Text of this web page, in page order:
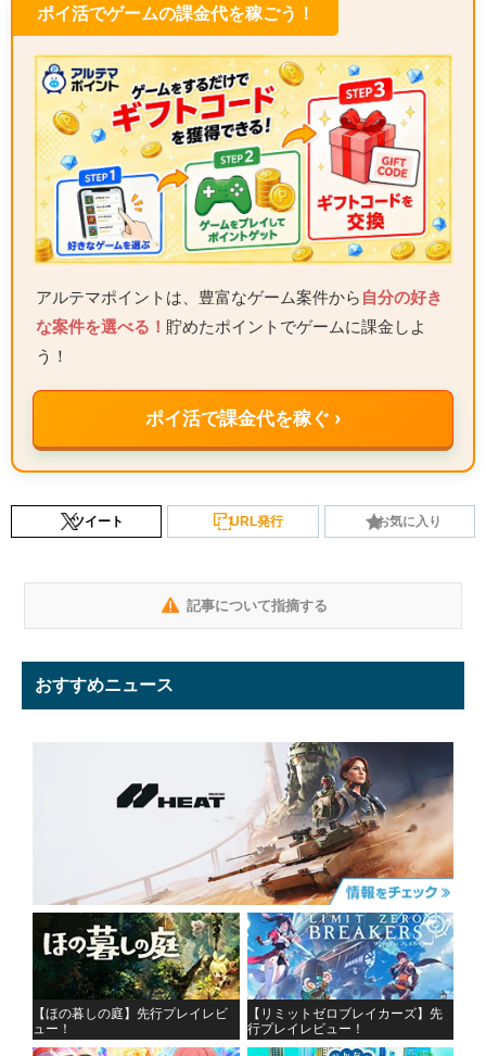
ポイ活でゲームの課金代を稼ごう！
アルテマポイントは、豊富なゲーム案件から 自分の好き
な案件を選べる！ 貯めたポイントでゲームに課金しよ
う！
ポイ活で課金代を稼ぐ ›
ツイート URL発行 お気に入り
記事について指摘する
おすすめニュース
【ほの暮しの庭】先行プレイレビ
ュー！
【リミットゼロブレイカーズ】先
行プレイレビュー！